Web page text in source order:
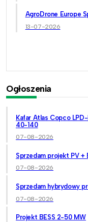
AgroDrone Europe
13-07-2026
Ogłoszenia
Kafar Atlas Copco
40-140
07-08-2026
Sprzedam projekt PV +
07-08-2026
Sprzedam hybrydowy
07-08-2026
Projekt BESS 2-50 MW